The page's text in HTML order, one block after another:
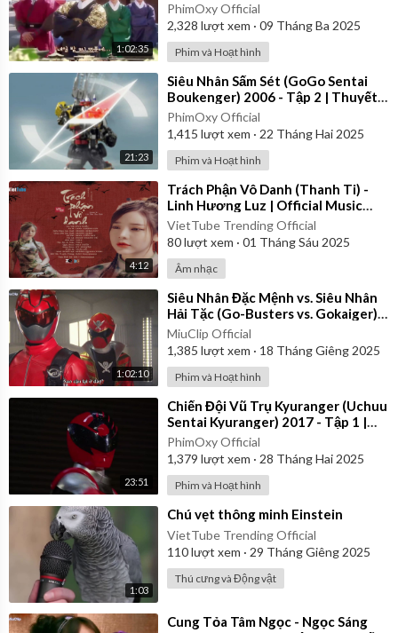
1:02:35
PhimOxy Official
2,328 lượt xem · 09 Tháng Ba 2025
Phim và Hoạt hình
21:23
⁣Siêu Nhân Sấm Sét (GoGo Sentai
Boukenger) 2006 - Tập 2 | Thuyết
Minh
PhimOxy Official
1,415 lượt xem · 22 Tháng Hai 2025
Phim và Hoạt hình
4:12
⁣Trách Phận Vô Danh (Thanh Ti) -
Linh Hương Luz | Official Music
Video
VietTube Trending Official
80lượt xem · 01 Tháng Sáu 2025
Âm nhạc
1:02:10
⁣Siêu Nhân Đặc Mệnh vs. Siêu Nhân
Hải Tặc (Go-Busters vs. Gokaiger) |
Vietsub
MiuClip Official
1,385 lượt xem · 18 Tháng Giêng 2025
Phim và Hoạt hình
23:51
⁣Chiến Đội Vũ Trụ Kyuranger (Uchuu
Sentai Kyuranger) 2017 - Tập 1 |
Thuyết Minh
PhimOxy Official
1,379 lượt xem · 28 Tháng Hai 2025
Phim và Hoạt hình
1:03
⁣Chú vẹt thông minh Einstein
VietTube Trending Official
110lượt xem · 29 Tháng Giêng 2025
Thú cưng và Động vật
⁣Cung Tỏa Tâm Ngọc - Ngọc Sáng